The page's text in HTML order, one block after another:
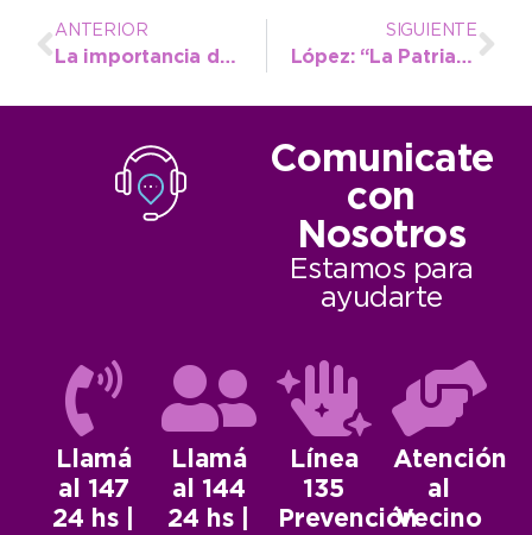
ANTERIOR
La importancia de tener bocas de tormenta en buen estado de conservación
SIGUIENTE
López: “La Patria es algo que creamos día a día y entre todos”
Comunicate
con
Nosotros
Estamos para
ayudarte
Llamá
al 147
24 hs |
Llamá
al 144
24 hs |
Línea
135
Prevención
Atención
al
Vecino